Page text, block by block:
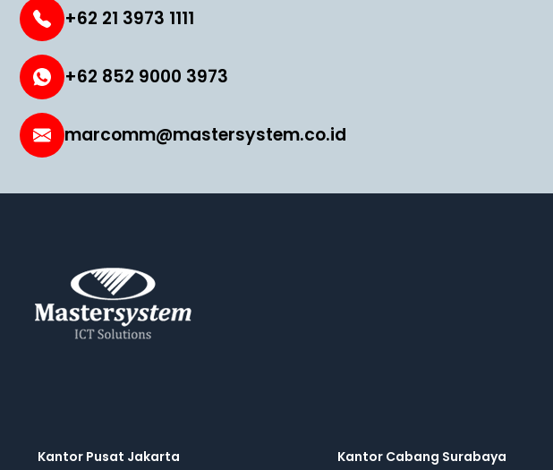
+62 21 3973 1111
+62 852 9000 3973
marcomm@mastersystem.co.id
Kantor Pusat Jakarta Kantor Cabang Surabaya